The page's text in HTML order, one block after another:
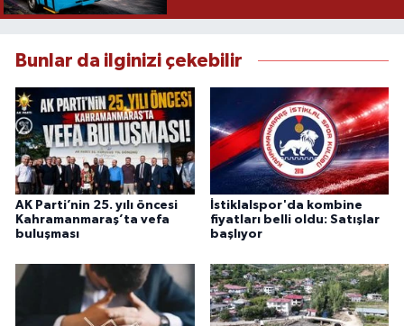
Bunlar da ilginizi çekebilir
AK Parti’nin 25. yılı öncesi
Kahramanmaraş’ta vefa
buluşması
İstiklalspor'da kombine
fiyatları belli oldu: Satışlar
başlıyor